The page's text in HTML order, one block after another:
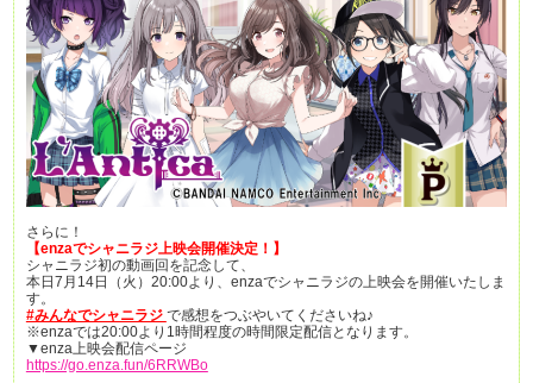
さらに！
【enzaでシャニラジ上映会開催決定！】
シャニラジ初の動画回を記念して、
本日7月14日（火）20:00より、enzaでシャニラジの上映会を開催いたしま
す。
#みんなでシャニラジ で感想をつぶやいてくださいね♪
※enzaでは20:00より1時間程度の時間限定配信となります。
▼enza上映会配信ページ
https://go.enza.fun/6RRWBo